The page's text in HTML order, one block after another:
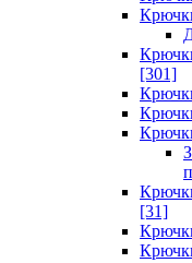
[301]
[31]